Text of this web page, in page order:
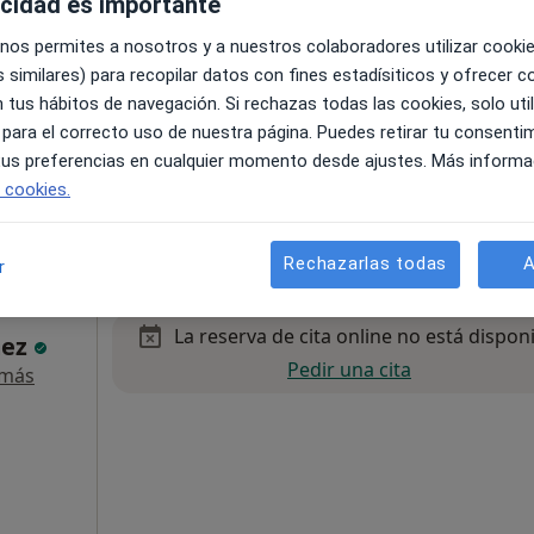
•Mapa
La reserva de cita online no está
Pedir una cita
permites a nosotros y a nuestros colaboradores utilizar
similares) para recopilar datos con fines estadísiticos y ofrecer
tus hábitos de navegación. Si rechazas todas las cookies, solo
el correcto uso de nuestra página. Puedes retirar tu
preferencias en cualquier momento desde ajustes. Más
Rechazarlas todas